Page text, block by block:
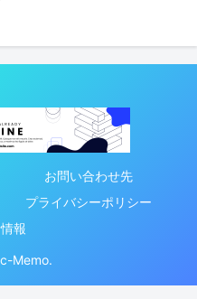
お問い合わせ先
プライバシーポリシー
報
Memo.